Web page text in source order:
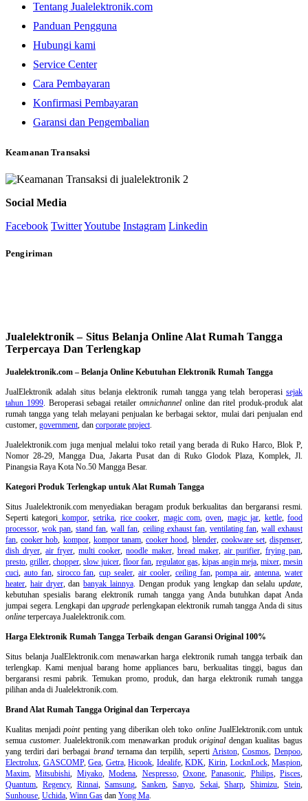
Tentang Jualelektronik.com
Panduan Pengguna
Hubungi kami
Service Center
Cara Pembayaran
Konfirmasi Pembayaran
Garansi dan Pengembalian
Keamanan Transaksi
Social Media
Facebook TwitterYoutube Instagram Linkedin
Pengiriman
Jualelektronik – Situs Belanja Online Alat Rumah Tangga
Terpercaya Dan Terlengkap
Jualelektronik.com – Belanja Online Kebutuhan Elektronik Rumah Tangga
JualElektronik adalah situs belanja elektronik rumah tanggayang telah beroperasisejak
tahun 1999. Beroperasi sebagai retaileromnichannel online dan ritel produk-produk alat
rumah tangga yang telah melayani penjualan ke berbagai sektor, mulai dari penjualan end
customer, government , dan corporate project
Jualelektronik.com juga menjual melalui toko retail yang berada di Ruko Harco, Blok P,
Nomor 28-29, Mangga Dua, Jakarta Pusat dan di Ruko Glodok Plaza, Komplek, Jl.
Pinangsia Raya Kota No.50 Mangga Besar.
Kategori Produk Terlengkap untuk Alat Rumah Tangga
Situs Jualelektronik.com menyediakan beragam produk berkualitas dan bergaransi resmi.
Seperti kategori kompor,setrika rice cooker magic com,oven magic jar kettle,food
processor ,wok pan ,stand fan ,wall fan ceiling exhaust fan, ventilating fan, wall exhaust
fan ,cooker hob kompor, kompor tanam,cooker hood blender, cookware set,dispenser
dish dryer ,air fryer ,multi cooker ,noodle maker, bread maker, air purifier, frying pan
presto ,griller ,chopper ,slow juicer ,floor fan regulator gas, kipas angin meja, mixer,mesin
cuci auto fan, sirocco fan ,cup sealer ,air cooler, ceiling fan,pompa air ,antenna ,water
heater hair dryer, dan banyak lainnya. Dengan produk yang lengkap dan selalu update
kebutuhan spesialis barang elektronik rumah tangga yang Anda butuhkan dapat Anda
jumpai segera. Lengkapi danupgrade perlengkapan elektronik rumah tangga Anda di situs
online terpercaya Jualelektronik.com.
Harga Elektronik Rumah Tangga Terbaik dengan Garansi Original 100%
Situs belanjaJualElektronik.com menawarkan harga elektronik rumah tangga terbaik dan
terlengkap. Kami menjual barang home appliances baru, berkualitas tinggi, bagus dan
bergaransi resmi pabrik. Temukan promo, produk, dan harga elektronik rumah tangga
pilihan anda di Jualelektronik.com.
Brand Alat Rumah Tangga Original dan Terpercaya
Kualitas menjadipointpenting yang diberikan oleh toko onlineJualElektronik.com untuk
semua customer. Jualelektronik.com menawarkan produkoriginal dengan kualitas bagus
yang terdiri dari berbagai brandternama dan terpilih, seperti Ariston,Cosmos ,Denpoo
Electrolux GASCOMP,Gea Getra,Hicook Idealife,KDK Kirin, LocknLock,Maspion
Maxim ,Mitsubishi Miyako,Modena Nespresso, Oxone,Panasonic Philips, Pisces
Quantum
Regency, Rinnai,Samsung ,Sanken Sanyo, Sekai,Sharp ,Shimizu ,Stein
Sunhouse Uchida Winn Gas dan Yong Ma